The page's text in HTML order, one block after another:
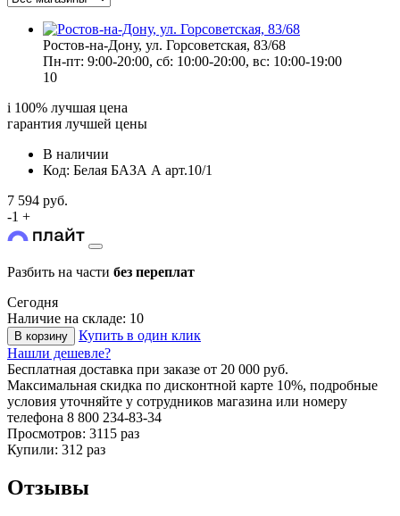
Ростов-на-Дону, ул. Горсоветская, 83/68
Пн-пт: 9:00-20:00, сб: 10:00-20:00, вс: 10:00-19:00
10
i 100% лучшая цена
гарантия лучшей цены
В наличии
Код: Белая БАЗА А арт.10/1
7 594 руб.
-1 +
Разбить на части без переплат
Сегодня
Наличие на складе: 10
В корзину
Купить в один клик
Нашли дешевле?
Бесплатная доставка при заказе от 20 000 руб.
Максимальная скидка по дисконтной карте 10%, подробные
условия уточняйте у сотрудников магазина или номеру
телефона 8 800 234-83-34
Просмотров: 3115 раз
Купили: 312 раз
Отзывы